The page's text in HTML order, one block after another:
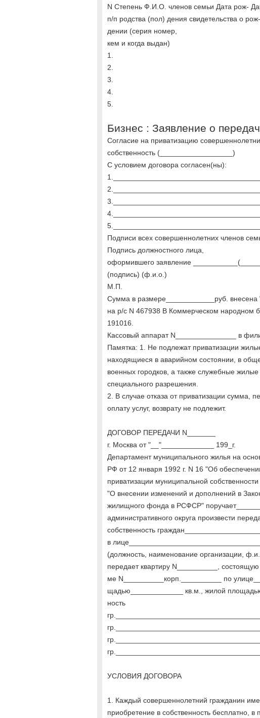
N Степень Ф.И.О. членов семьи Дата рож-
п/п родства (пол) дения свидетельства о рож-
дении (серия номер,
кем и когда выдан)
1.
2.
3.
4.
5.
Бизнес : Заявление о
Согласие на приватизацию
собственность (__________________)
С условием договора согласен(ны):
Подписи всех совершеннолетних членов
Подпись должностного лица,
оформившего заявление
(подпись) (ф.и.о.)
М.П.
Сумма в размере____________руб. внесена
на р/с N 467938 В Коммерческом народном
191016.
Кассовый аппарат N_______________ в
Памятка: 1. Не подлежат приватизации
находящиеся в аварийном состоянии, в
военных городков, а также служебные
специального разрешения.
2. В случае отказа от приватизации сумма,
оплату услуг, возврату не подлежит.
ДОГОВОР ПЕРЕДАЧИ N_______
г. Москва от "__"_____________ 199_г.
Департамент муниципального жилья на
РФ от 12 января 1992 г. N 16 "Об
приватизации муниципальной
"О внесении изменений и дополнений в
жилищного фонда в РСФСР"
административного округа произвести
собственность
в
(должность, наименование организации,
передает квартиру N__________,
ме N__________корп.__________ по
щадью_____________ кв.м., жилой
ность
УСЛОВИЯ ДОГОВОРА
1. Каждый совершеннолетний гражданин
приобретение в собственность бесплатно, в